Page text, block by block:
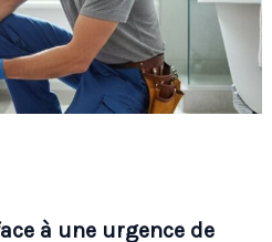
à une urgence de